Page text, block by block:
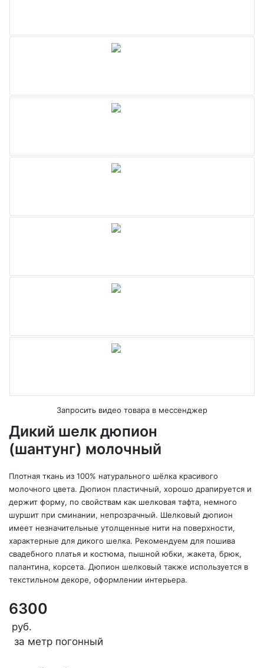
Запросить видео товара в мессенджер
Дикий шелк дюпион
(шантунг) молочный
Плотная ткань из 100% натурального шёлка красивого
молочного цвета. Дюпион пластичный, хорошо драпируется и
держит форму, по свойствам как шелковая тафта, немного
шуршит при сминании, непрозрачный. Шелковый дюпион
имеет незначительные утолщенные нити на поверхности,
характерные для дикого шелка. Рекомендуем для пошива
свадебного платья и костюма, пышной юбки, жакета, брюк,
палантина, корсета. Дюпион шелковый также используется в
текстильном декоре, оформлении интерьера.
6300
руб.
за метр погонный